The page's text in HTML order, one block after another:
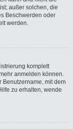
außer solchen, die
Beschwerden oder
werden.
komplett
anmelden können.
Benutzername, mit dem
zu erhalten, wende